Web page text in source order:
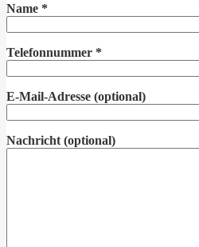
Name *
Telefonnummer *
E-Mail-Adresse (optional)
Nachricht (optional)